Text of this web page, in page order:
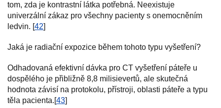
tom, zda je kontrastní látka potřebná. Neexistuje
univerzální zákaz pro všechny pacienty s onemocněním
ledvin. [42]
Jaká je radiační expozice během tohoto typu vyšetření?
Odhadovaná efektivní dávka pro CT vyšetření páteře u
dospělého je přibližně 8,8 milisievertů, ale skutečná
hodnota závisí na protokolu, přístroji, oblasti páteře a typu
těla pacienta.[43]